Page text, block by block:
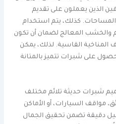
الذين يعملون على تقديم
كذلك، يتم استخدام
والخشب المعالج لضمان أن تكون
القاسية. لذلك، يمكن
على شبرات تتميز بالمتانة
شبرات حديثة تلائم مختلف
مواقف السيارات، أو الأماكن
دقيقة تضمن تحقيق الجمال